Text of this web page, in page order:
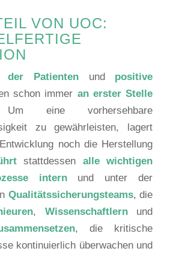
VON UOC:
der Patientenund positive
schon immer an erster Stelle
eine vorhersehbare
zu gewährleisten, lagert
noch die Herstellung
stattdessen alle wichtigen
internund unter der
Qualitätssicherungsteams, die
, Wissenschaftlernund
, die kritische
kontinuierlich überwachen und